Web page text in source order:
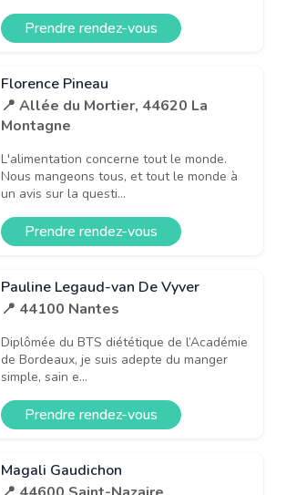
Prendre rendez-vous
Florence Pineau
📍 Allée du Mortier, 44620 La
Montagne
L'alimentation concerne tout le monde.
Nous mangeons tous, et tout le monde à
un avis sur la questi...
Prendre rendez-vous
Pauline Legaud-van De Vyver
📍 44100 Nantes
Diplômée du BTS diététique de l’Académie
de Bordeaux, je suis adepte du manger
simple, sain e...
Prendre rendez-vous
Magali Gaudichon